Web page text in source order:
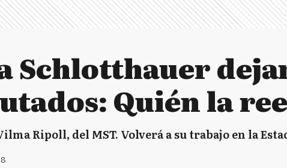
Schlotthauer
Quién la
Ripoll, del MST. Volverá a su trabajo en la